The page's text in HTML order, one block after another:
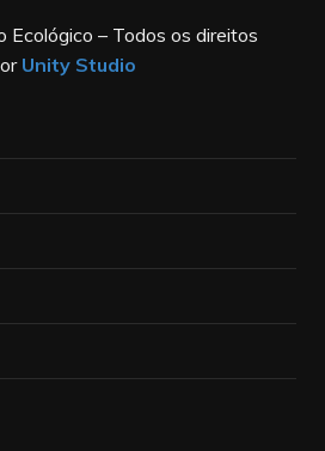
– Todos os direitos
Unity Studio